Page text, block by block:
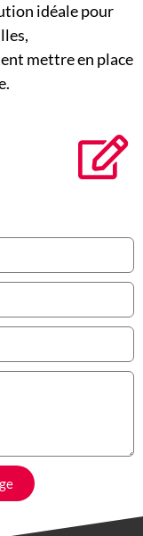
idéale pour
mettre en place